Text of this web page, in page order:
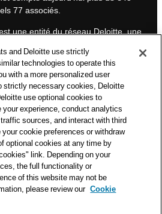
77 associés.
une entité du réseau Deloitte, une
avec les 50 000 fiscalistes
dans 150 pays.
sur ce blog ont pour objectif
générale. Elles ne peuvent
à un conseil délivré par un
situation donnée. Un soin
de nos articles, néanmoins
toute responsabilité relative
qu’ils pourraient contenir.​
and Deloitte use strictly
technologies to operate this
with a more personalized user
strictly necessary cookies, Deloitte
use optional cookies to
your experience, conduct analytics
sources, and interact with third
cookie preferences or withdraw
optional cookies at any time by
link. Depending on your
the full functionality or
of this website may not be
please review our Cookie